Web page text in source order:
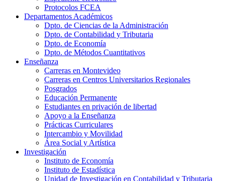
Protocolos FCEA
Departamentos Académicos
Dpto. de Ciencias de la Administración
Dpto. de Contabilidad y Tributaria
Dpto. de Economía
Dpto. de Métodos Cuantitativos
Enseñanza
Carreras en Montevideo
Carreras en Centros Universitarios Regionales
Posgrados
Educación Permanente
Estudiantes en privación de libertad
Apoyo a la Enseñanza
Prácticas Curriculares
Intercambio y Movilidad
Área Social y Artística
Investigación
Instituto de Economía
Instituto de Estadística
Unidad de Investigación en Contabilidad y Tributaria